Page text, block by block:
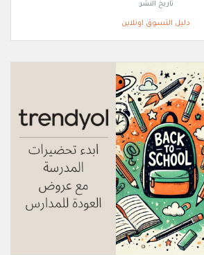
تاريخ النشر:
دليل التسوق اونلاين